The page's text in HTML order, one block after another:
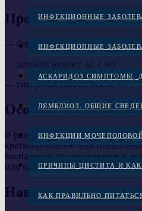
ИНФЕКЦИОННЫЕ
ИНФЕКЦИОННЫЕ
АСКАРИДОЗ СИМПТОМЫ,
ЛЯМБЛИОЗ. ОБЩИЕ
ИНФЕКЦИИ
ПРИЧИНЫ ЦИСТИТА И
КАК ПРАВИЛЬНО
Противопоказания
— беременность, осложненная
— детский возраст до 2 лет;
— гиперчувствительность.
Особые указания
В результате активации
кратковременное обострение
воспаления, поддерживаемых за
или бактериальных антигенов.
Навигация по